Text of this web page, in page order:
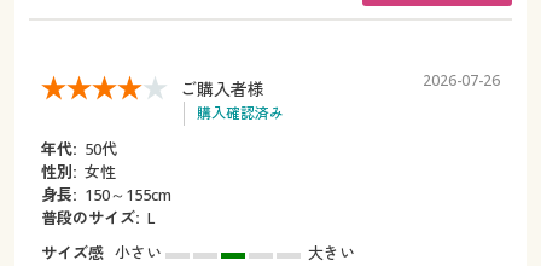
ご購入者様
購入確認済み
2026-07-26
年代: 50代
性別: 女性
身長: 150～155cm
普段のサイズ: L
サイズ感 小さい
大きい